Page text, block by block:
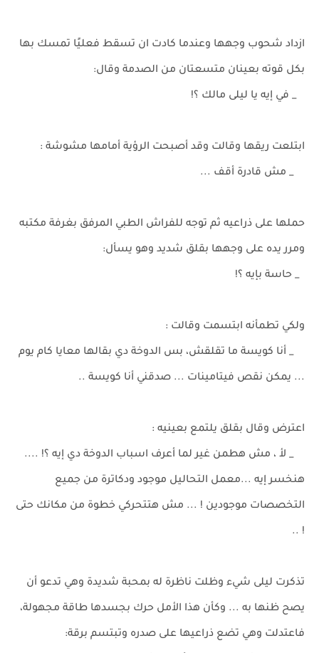
ازداد شحوب وجهها وعندما كادت ان تسقط فعليًا تمسك بها
بكل قوته بعينان متسعتان من الصدمة وقال:
_ في إيه يا ليلى مالك ؟!
ابتلعت ريقها وقالت وقد أصبحت الرؤية أمامها مشوشة :
_ مش قادرة أقف ...
حملها على ذراعيه ثم توجه للفراش الطبي المرفق بغرفة مكتبه
ومرر يده على وجهها بقلق شديد وهو يسأل:
_ حاسة بإيه ؟!
ولكي تطمأنه ابتسمت وقالت :
_ أنا كويسة ما تقلقش، بس الدوخة دي بقالها معايا كام يوم
... يمكن نقص فيتامينات ... صدقني أنا كويسة ..
اعترض وقال بقلق يلتمع بعينيه :
_ لأ ، مش هطمن غير لما أعرف اسباب الدوخة دي إيه ؟! ....
هنخسر إيه ...معمل التحاليل موجود ودكاترة من جميع
التخصصات موجودين ! ... مش هتتحركي خطوة من مكانك حتى
! ..
تذكرت ليلى شيء وظلت ناظرة له بمحبة شديدة وهي تدعو أن
يصح ظنها به ... وكأن هذا الأمل حرك بجسدها طاقة مجهولة،
فاعتدلت وهي تضع ذراعيها على صدره وتبتسم برقة: